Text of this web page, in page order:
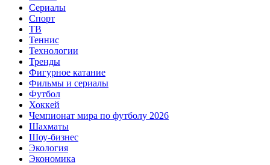
Сериалы
Спорт
ТВ
Теннис
Технологии
Тренды
Фигурное катание
Фильмы и сериалы
Футбол
Хоккей
Чемпионат мира по футболу 2026
Шахматы
Шоу-бизнес
Экология
Экономика